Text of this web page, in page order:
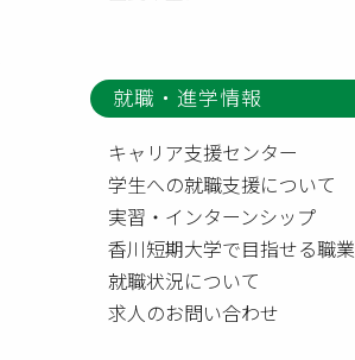
就職・進学情報
キャリア支援センター
学生への就職支援について
実習・インターンシップ
香川短期大学で目指せる職業
就職状況について
求人のお問い合わせ